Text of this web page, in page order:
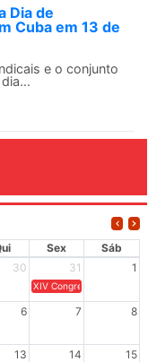
Dia de
Cuba em 13 de
e o conjunto
Sex
Sáb
30 31 1
XIV Congresso Brasileiro
6 7 8
13 14 15